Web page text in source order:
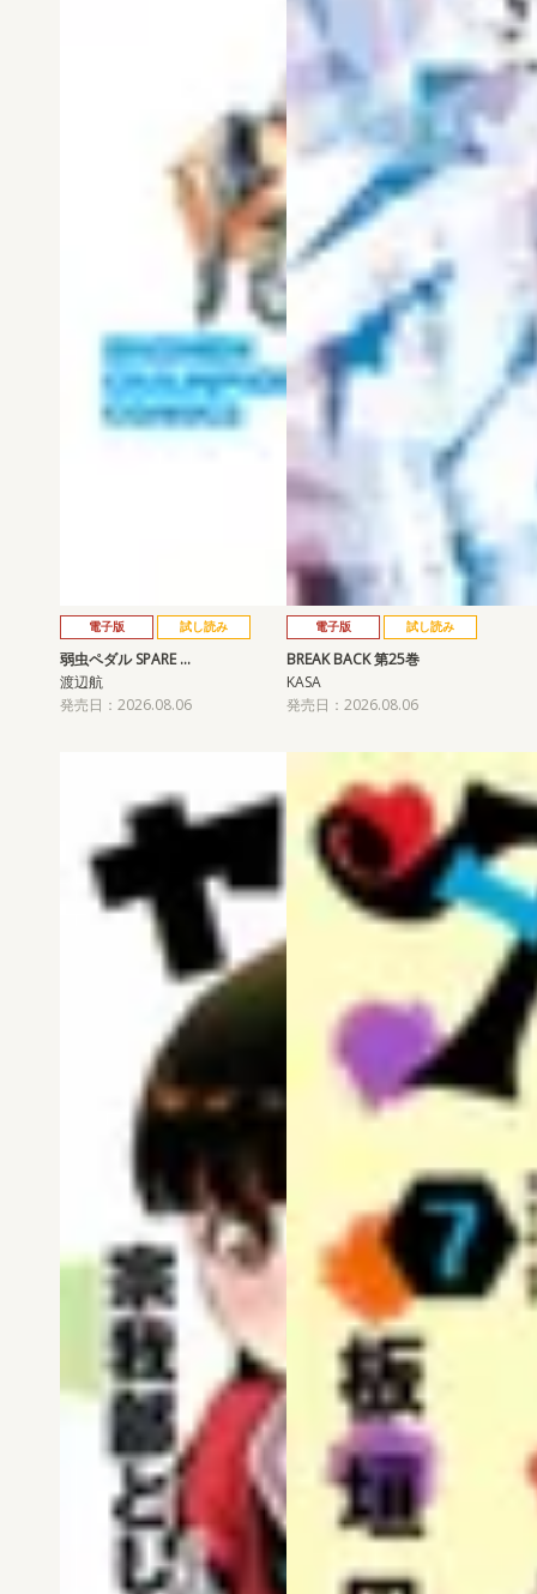
電子版 試し読み
弱虫ペダル SPARE …
渡辺航
発売日：2026.08.06
電子版 試し読み
BREAK BACK 第25巻
KASA
発売日：2026.08.06